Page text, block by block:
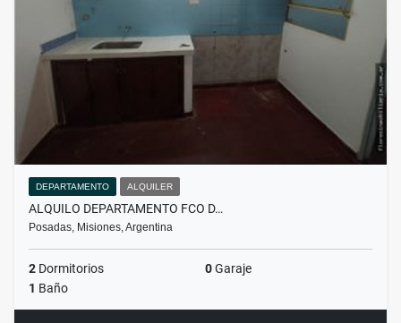
DEPARTAMENTO ALQUILER
ALQUILO DEPARTAMENTO FCO D…
Posadas, Misiones, Argentina
2 Dormitorios 0Garaje
1 Baño